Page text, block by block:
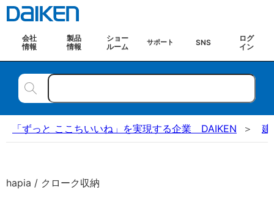
会社
情報
製品
情報
ショー
ルーム
サポート SNS
ログ
イン
「ずっと ここちいいね」を実現する企業 DAIKEN 建
hapia / クローク収納